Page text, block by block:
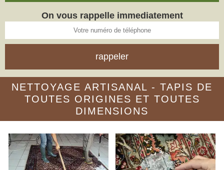
On vous rappelle immediatement
NETTOYAGE ARTISANAL - TAPIS DE
TOUTES ORIGINES ET TOUTES
DIMENSIONS